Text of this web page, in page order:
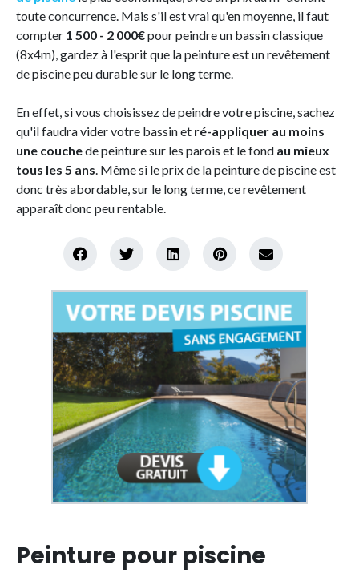
toute concurrence. Mais s'il est vrai qu'en moyenne, il faut
compter 1 500 - 2 000€pour peindre un bassin classique
(8x4m), gardez à l'esprit que la peinture est un revêtement
de piscine peu durable sur le long terme.
En effet, si vous choisissez de peindre votre piscine, sachez
qu'il faudra vider votre bassin et ré-appliquer au moins
une couchede peinture sur les parois et le fond au mieux
tous les 5 ans . Même si le prix de la peinture de piscine est
donc très abordable, sur le long terme, ce revêtement
apparaît donc peu rentable.
Peinture pour piscine